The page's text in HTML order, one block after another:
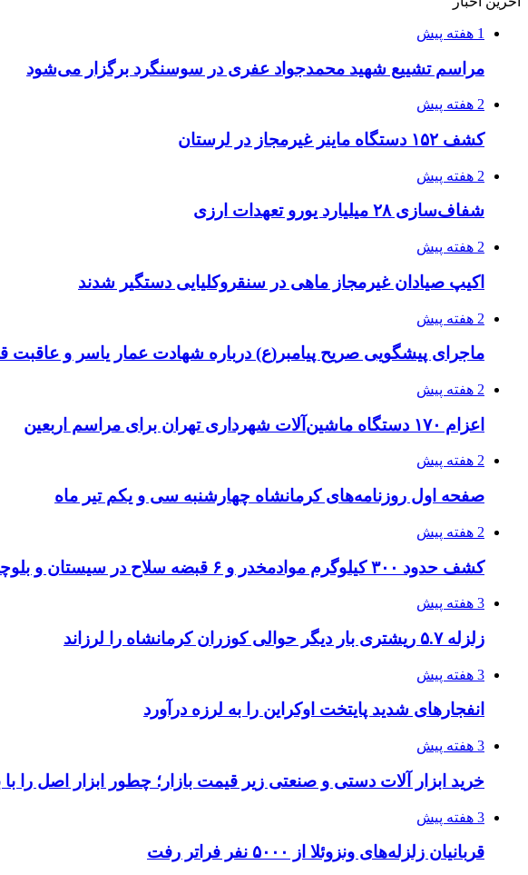
1 هفته پیش
مراسم تشییع شهید محمدجواد عفری در سوسنگرد برگزار می‌شود
2 هفته پیش
کشف ۱۵۲ دستگاه ماینر غیرمجاز در لرستان
2 هفته پیش
شفاف‌سازی ۲۸ میلیارد یورو تعهدات ارزی
2 هفته پیش
اکیپ صیادان غیرمجاز ماهی در سنقروکلیایی دستگیر شدند
2 هفته پیش
ماجرای پیشگویی صریح پیامبر(ع) درباره شهادت عمار یاسر و عاقبت
2 هفته پیش
اعزام ۱۷۰ دستگاه ماشین‌آلات شهرداری تهران برای مراسم اربعین
2 هفته پیش
صفحه اول روزنامه‌های کرمانشاه چهارشنبه سی و یکم تیر ماه
2 هفته پیش
کشف حدود ۳۰۰ کیلوگرم موادمخدر و ۶ قبضه سلاح در سیستان و بلوچستان
3 هفته پیش
زلزله ۵.۷ ریشتری بار دیگر حوالی کوزران کرمانشاه را لرزاند
3 هفته پیش
انفجارهای شدید پایتخت اوکراین را به لرزه درآورد
3 هفته پیش
خرید ابزار آلات دستی و صنعتی زیر قیمت بازار؛ چطور ابزار اصل را
3 هفته پیش
قربانیان زلزله‌های ونزوئلا از ۵۰۰۰ نفر فراتر رفت